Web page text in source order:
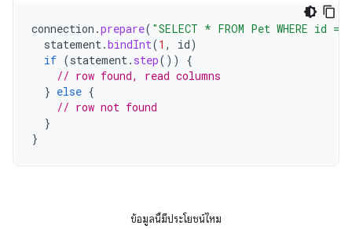
connection .prepare( "SELECT * FROM Pet WHERE id =
statement.bindInt(1 , id)
if (statement. step())
{
// row found, read columns
} else {
// row not found
}
}
ข้อมูลนี้มีประโยชน์ไหม